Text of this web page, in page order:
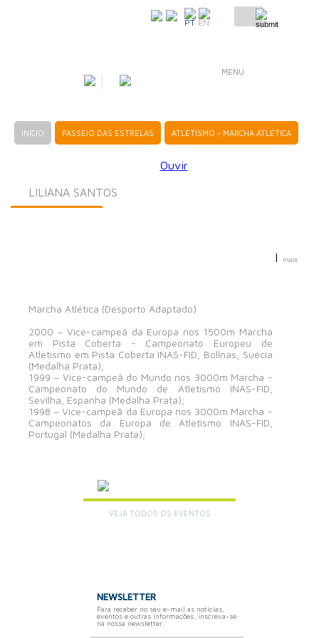
PT EN
MENU
INÍCIO PASSEIO DAS ESTRELAS ATLETISMO - MARCHA ATLÉTICA
Ouvir
LILIANA SANTOS
| mais
Marcha Atlética (Desporto Adaptado)
2000 – Vice-campeã da Europa nos 1500m Marcha
em Pista Coberta - Campeonato Europeu de
Atletismo em Pista Coberta INAS-FID, Bollnas, Suécia
(Medalha Prata);
1999 – Vice-campeã do Mundo nos 3000m Marcha -
Campeonato do Mundo de Atletismo INAS-FID,
Sevilha, Espanha (Medalha Prata);
1998 – Vice-campeã da Europa nos 3000m Marcha -
Campeonatos da Europa de Atletismo INAS-FID,
Portugal (Medalha Prata);
VEJA TODOS OS EVENTOS
NEWSLETTER
Para receber no seu e-mail as notícias,
eventos e outras informações, inscreva-se
na nossa newsletter.